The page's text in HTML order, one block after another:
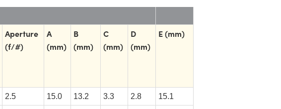
Aperture
(f/#)
A
(mm)
B
(mm)
C
(mm)
D
(mm)
E (mm)
2.5 15.0 13.2 3.3 2.8 15.1